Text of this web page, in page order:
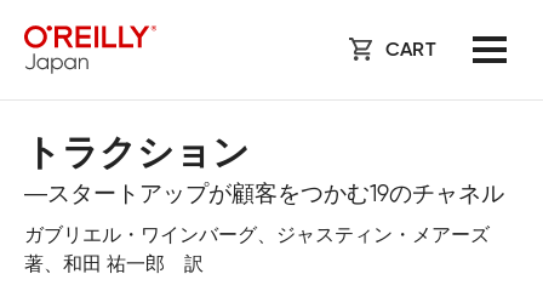
CART
トラクション
―スタートアップが顧客をつかむ19のチャネル
ガブリエル・ワインバーグ、ジャスティン・メアーズ
著、和田 祐一郎 訳